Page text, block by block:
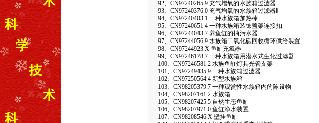
92、CN97240265.9 充气增氧的水族箱过滤器
93、CN97240376.0 充气增氧的水族箱过滤器Ⅱ
94、CN97240403.1 一种水族箱加热棒
95、CN97240651.4 一种水族箱装饰盖架连接扣
96、CN97244043.7 养鱼缸的抽污水器
97、CN97244056.9 水族箱二氧化碳回收循环供给装置
98、CN97244923.X 鱼缸充氧器
99、CN97246178.7 一种水族箱用潜水式生化过滤器
100、CN97246581.2 水族鱼缸灯具光管支架
101、CN97249435.9 一种水族箱过滤器
102、CN97250564.4 新型水族箱
103、CN98205379.7 一种观赏性水族箱内的陈设物
104、CN98207161.2 水族箱
105、CN98207425.5 自然生态鱼缸
106、CN98207971.0 鱼缸净水装置
107、CN98208546.X 壁挂鱼缸